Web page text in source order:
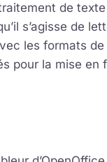
de
s’agisse de
les formats
pour la mise en